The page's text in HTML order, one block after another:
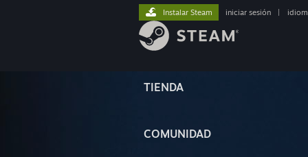
TIENDA
COMUNIDAD
Instalar Steam iniciar sesión